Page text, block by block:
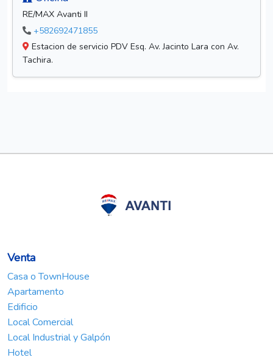
RE/MAX Avanti II
+582692471855
Estacion de servicio PDV Esq. Av. Jacinto Lara con Av.
Tachira.
Venta
Casa o TownHouse
Apartamento
Edificio
Local Comercial
Local Industrial y Galpón
Hotel